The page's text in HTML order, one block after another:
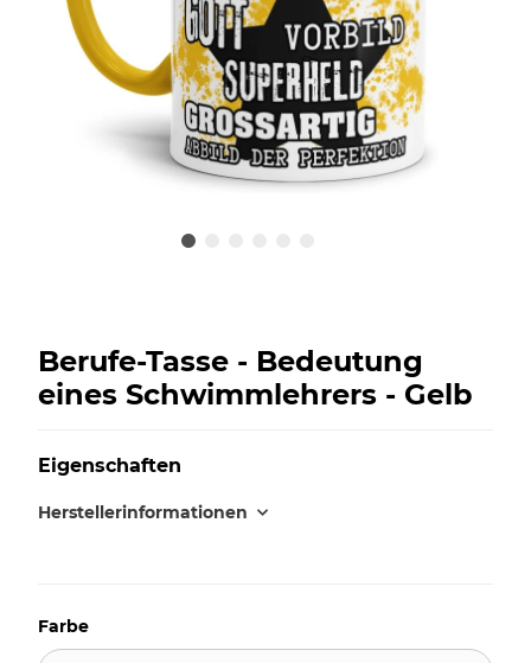
Berufe-Tasse - Bedeutung
eines Schwimmlehrers - Gelb
Eigenschaften
Herstellerinformationen
Farbe